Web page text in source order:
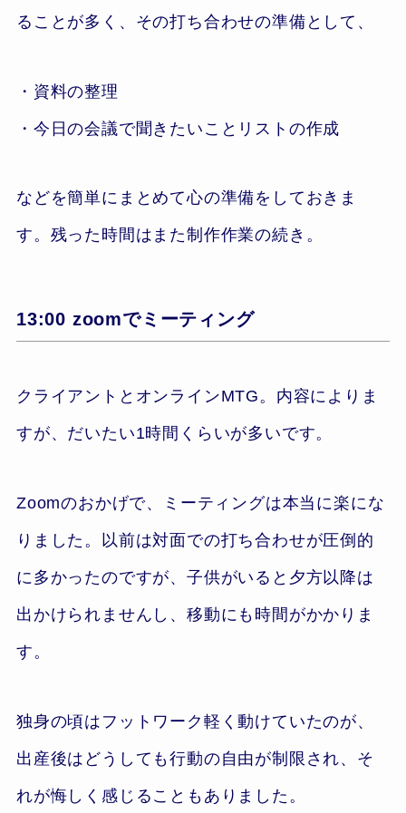
ることが多く、その打ち合わせの準備として、
・資料の整理
・今日の会議で聞きたいことリストの作成
などを簡単にまとめて心の準備をしておきま
す。残った時間はまた制作作業の続き。
13:00 zoomでミーティング
クライアントとオンラインMTG。内容によりま
すが、だいたい1時間くらいが多いです。
Zoomのおかげで、ミーティングは本当に楽にな
りました。以前は対面での打ち合わせが圧倒的
に多かったのですが、子供がいると夕方以降は
出かけられませんし、移動にも時間がかかりま
す。
独身の頃はフットワーク軽く動けていたのが、
出産後はどうしても行動の自由が制限され、そ
れが悔しく感じることもありました。